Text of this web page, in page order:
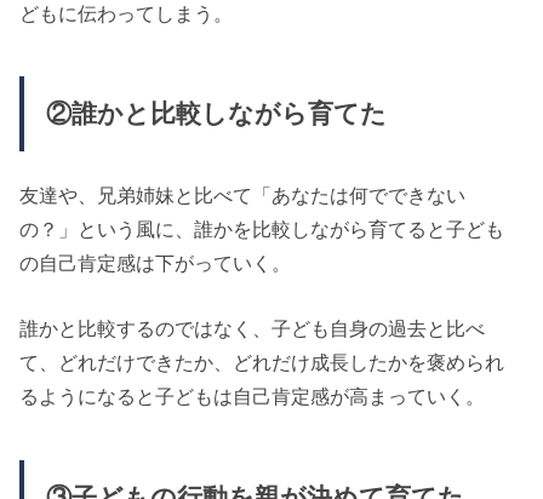
どもに伝わってしまう。
②誰かと比較しながら育てた
友達や、兄弟姉妹と比べて「あなたは何でできない
の？」という風に、誰かを比較しながら育てると子ども
の自己肯定感は下がっていく。
誰かと比較するのではなく、子ども自身の過去と比べ
て、どれだけできたか、どれだけ成長したかを褒められ
るようになると子どもは自己肯定感が高まっていく。